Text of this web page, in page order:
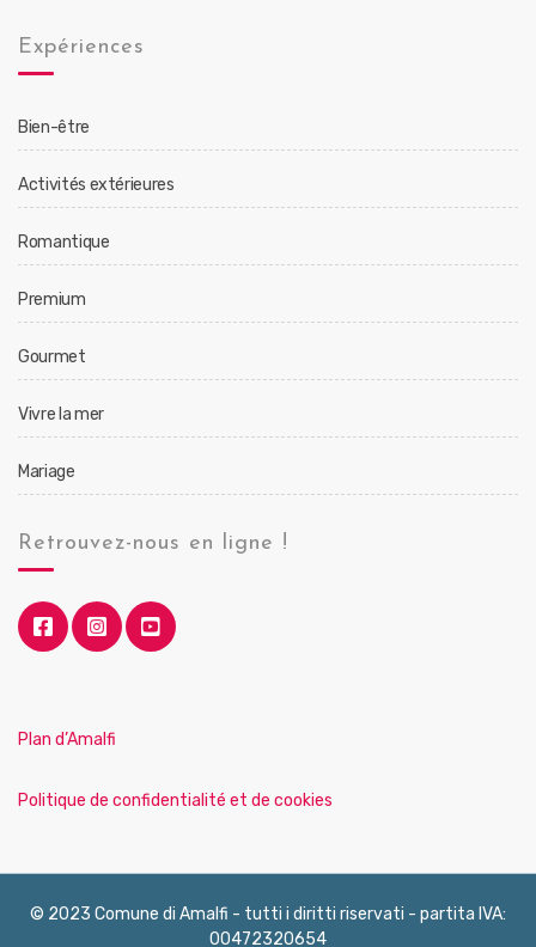
Expériences
Bien-être
Activités extérieures
Romantique
Premium
Gourmet
Vivre la mer
Mariage
Retrouvez-nous en ligne !
Plan d’Amalfi
Politique de confidentialité et de cookies
© 2023 Comune di Amalfi - tutti i diritti riservati - partita IVA:
00472320654